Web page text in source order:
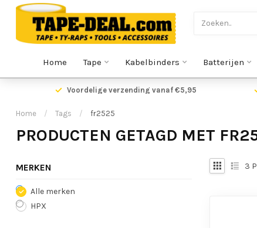
Home Tape Kabelbinders Batterijen
Voordelige verzending vanaf €5,95
Home / Tags / fr2525
PRODUCTEN GETAGD MET
MERKEN
Alle merken
HPX
3